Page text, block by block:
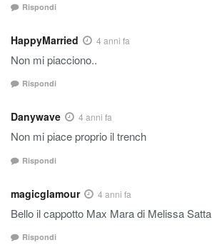
Rispondi
HappyMarried 4 anni fa
Non mi piacciono..
Rispondi
Danywave 4 anni fa
Non mi piace proprio il trench
Rispondi
magicglamour 4 anni fa
Bello il cappotto Max Mara di Melissa Satta
Rispondi